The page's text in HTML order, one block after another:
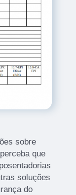
sobre
que
soluções
do